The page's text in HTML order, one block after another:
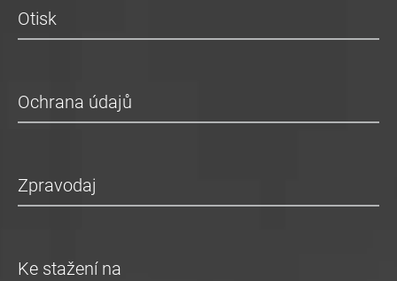
Otisk
Ochrana údajů
Zpravodaj
Ke stažení na